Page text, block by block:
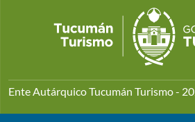
Ente Autárquico Tucumán Turismo -